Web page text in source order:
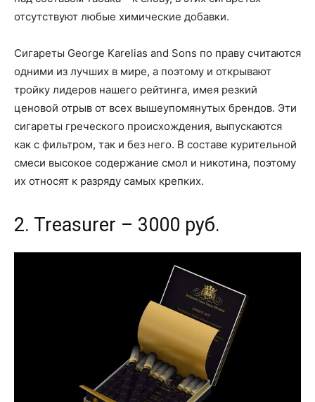
отсутствуют любые химические добавки.
Сигареты George Karelias and Sons по праву считаются
одними из лучших в мире, а поэтому и открывают
тройку лидеров нашего рейтинга, имея резкий
ценовой отрыв от всех вышеупомянутых брендов. Эти
сигареты греческого происхождения, выпускаются
как с фильтром, так и без него. В составе курительной
смеси высокое содержание смол и никотина, поэтому
их относят к разряду самых крепких.
2. Treasurer – 3000 руб.